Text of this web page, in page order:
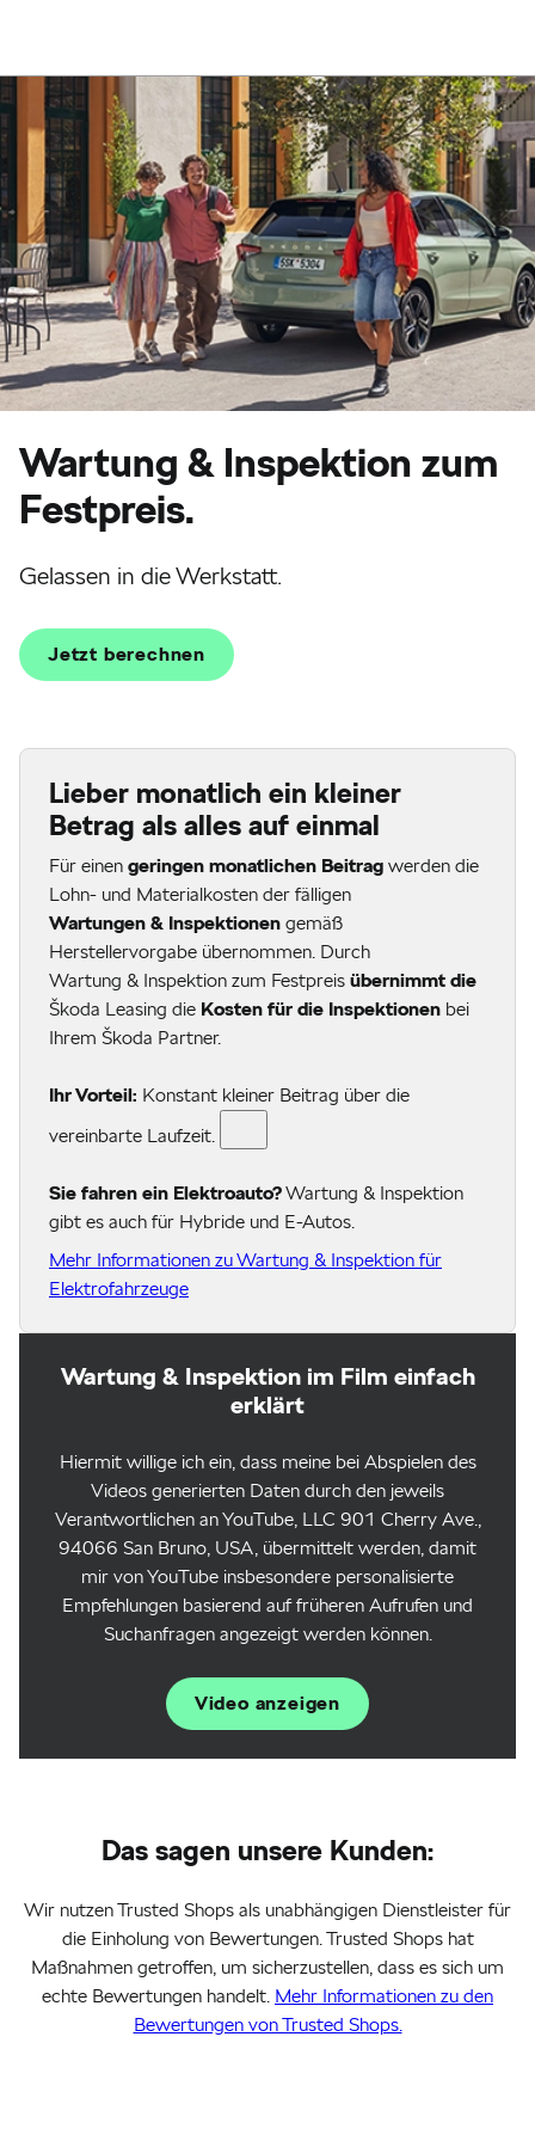
Wartung & Inspektion zum
Festpreis.
Gelassen in die Werkstatt.
Jetzt berechnen
Lieber monatlich ein kleiner
Betrag als alles auf einmal
Für einen geringen monatlichen Beitrag werden die
Lohn- und Materialkosten der fälligen
Wartungen & Inspektionen gemäß
Herstellervorgabe übernommen. Durch
Wartung & Inspektion zum Festpreis übernimmt die
Škoda Leasing die Kosten für die Inspektionen bei
Ihrem Škoda Partner.
Ihr Vorteil: Konstant kleiner Beitrag über die
vereinbarte Laufzeit.
Sie fahren ein Elektroauto?Wartung & Inspektion
gibt es auch für Hybride und E-Autos.
Mehr Informationen zu Wartung & Inspektion für
Elektrofahrzeuge
Wartung & Inspektion im Film einfach
erklärt
Hiermit willige ich ein, dass meine bei Abspielen des
Videos generierten Daten durch den jeweils
Verantwortlichen an YouTube, LLC 901 Cherry Ave.,
94066 San Bruno, USA, übermittelt werden, damit
mir von YouTube insbesondere personalisierte
Empfehlungen basierend auf früheren Aufrufen und
Suchanfragen angezeigt werden können.
Video anzeigen
Das sagen unsere Kunden:
Wir nutzen Trusted Shops als unabhängigen Dienstleister für
die Einholung von Bewertungen. Trusted Shops hat
Maßnahmen getroffen, um sicherzustellen, dass es sich um
echte Bewertungen handelt. Mehr Informationen zu den
Bewertungen von Trusted Shops.